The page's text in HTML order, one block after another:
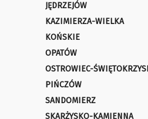
JĘDRZEJÓW
KAZIMIERZA-WIELKA
KOŃSKIE
OPATÓW
OSTROWIEC-
PIŃCZÓW
SANDOMIERZ
SKARŻYSKO-KAMIENNA